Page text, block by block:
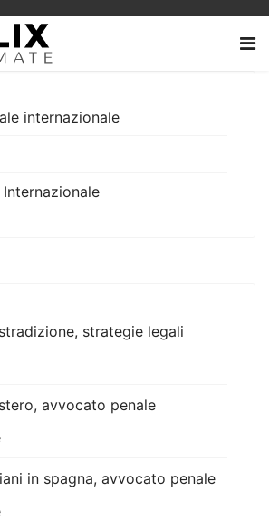
internazionale
strategie legali
avvocato penale
in spagna, avvocato penale